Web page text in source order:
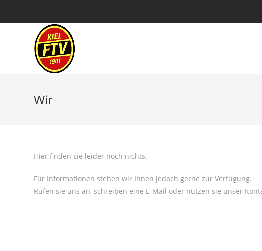
Wir
Hier finden sie leider noch nichts.
Für Informationen stehen wir Ihnen jedoch gerne zur Verfügung.
Rufen sie uns an, schreiben eine E-Mail oder nutzen sie unser